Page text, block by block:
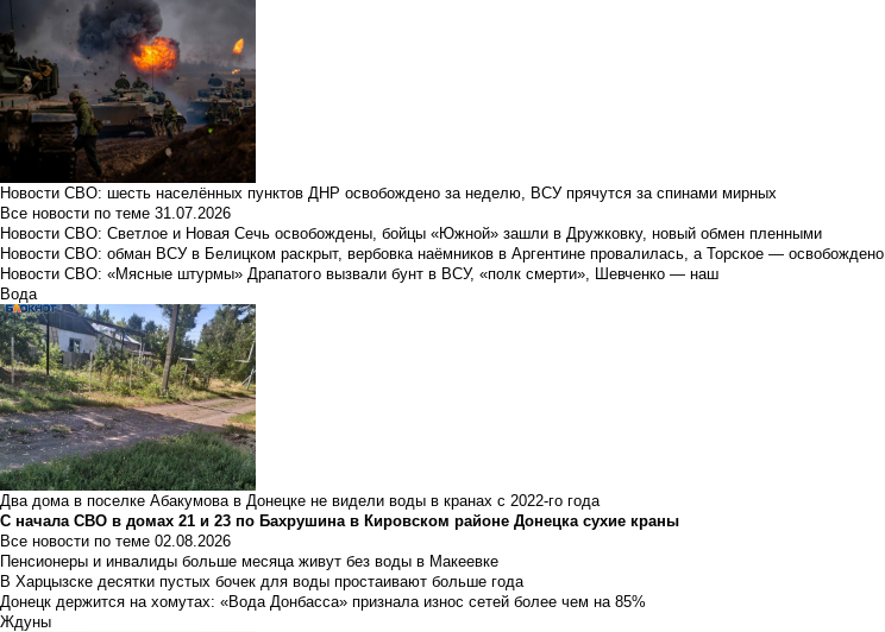
Новости СВО: шесть населённых пунктов ДНР освобождено за неделю, ВСУ прячутся за спинами мирных
Все новости по теме 31.07.2026
Новости СВО: Светлое и Новая Сечь освобождены, бойцы «Южной» зашли в Дружковку, новый обмен пленными
Новости СВО: обман ВСУ в Белицком раскрыт, вербовка наёмников в Аргентине провалилась, а Торское — освобождено
Новости СВО: «Мясные штурмы» Драпатого вызвали бунт в ВСУ, «полк смерти», Шевченко — наш
Вода
Два дома в поселке Абакумова в Донецке не видели воды в кранах с 2022-го года
С начала СВО в домах 21 и 23 по Бахрушина в Кировском районе Донецка сухие краны
Все новости по теме 02.08.2026
Пенсионеры и инвалиды больше месяца живут без воды в Макеевке
В Харцызске десятки пустых бочек для воды простаивают больше года
Донецк держится на хомутах: «Вода Донбасса» признала износ сетей более чем на 85%
Ждуны